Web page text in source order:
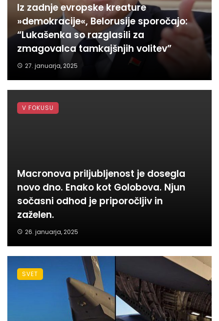
Iz zadnje evropske kreature
»demokracije«, Belorusije sporočajo:
“Lukašenka so razglasili za
zmagovalca tamkajšnjih volitev”
27. januarja, 2025
Macronova priljubljenost je dosegla
novo dno. Enako kot Golobova. Njun
sočasni odhod je priporočljiv in
zaželen.
26. januarja, 2025
V FOKUSU
SVET